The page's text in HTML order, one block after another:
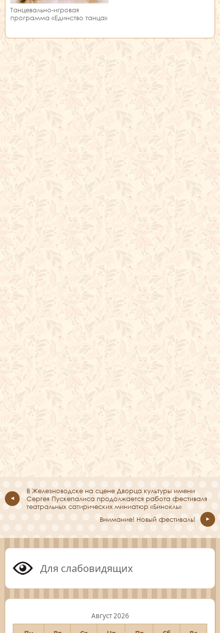
Танцевально-игровая
программа «Единство танца»
В Железноводске на сцене Дворца культуры имени
Сергея Пускепалиса продолжается работа фестиваля
театральных сатирических миниатюр «Бинокль»
Внимание! Новый фестиваль!
Для слабовидящих
Август 2026